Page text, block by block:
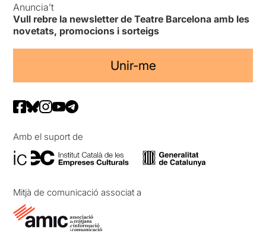
Anuncia’t
Vull rebre la newsletter de Teatre Barcelona amb les
novetats, promocions i sorteigs
Unir-me
Amb el suport de
Mitjà de comunicació associat a